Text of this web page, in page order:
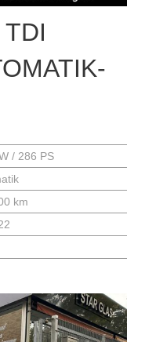
/ 286 PS
km